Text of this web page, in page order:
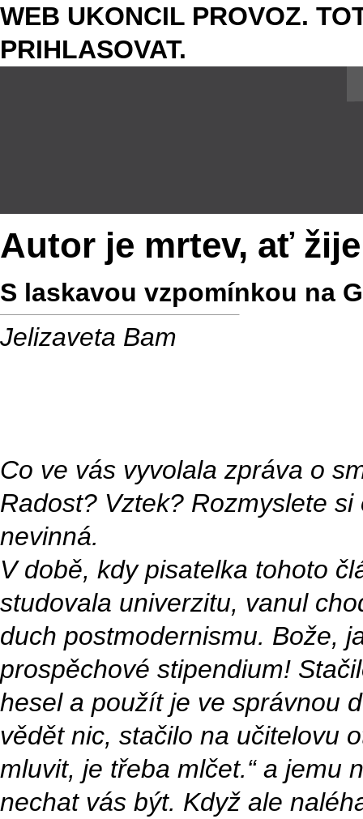
WEB UKONCIL PROVOZ.
PRIHLASOVAT.
Autor je mrtev, ať
S laskavou vzpomínkou na
Jelizaveta Bam
Co ve vás vyvolala zpráva o
Radost? Vztek? Rozmyslete
nevinná.
V době, kdy pisatelka tohoto
studovala univerzitu, vanul
duch postmodernismu. Bože,
prospěchové stipendium!
hesel a použít je ve správnou
vědět nic, stačilo na učitelovu
mluvit, je třeba mlčet.“ a jemu
nechat vás být. Když ale